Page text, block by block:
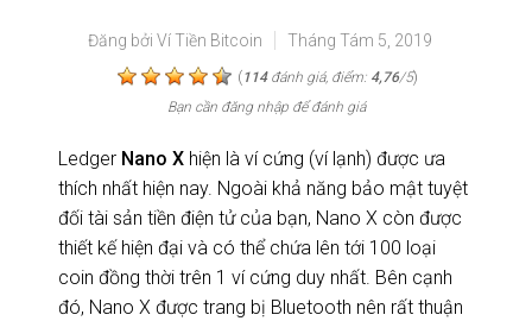
Đăng bởi Ví Tiền Bitcoin Tháng Tám 5, 2019
(114đánh giá, điểm: 4,76/5)
Bạn cần đăng nhập để đánh giá
Ledger Nano X hiện là ví cứng (ví lạnh) được ưa
thích nhất hiện nay. Ngoài khả năng bảo mật tuyệt
đối tài sản tiền điện tử của bạn, Nano X còn được
thiết kế hiện đại và có thể chứa lên tới 100 loại
coin đồng thời trên 1 ví cứng duy nhất. Bên cạnh
đó, Nano X được trang bị Bluetooth nên rất thuận